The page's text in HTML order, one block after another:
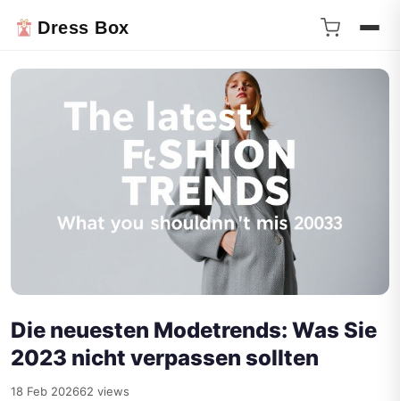
Dress Box
Die neuesten Modetrends: Was Sie
2023 nicht verpassen sollten
18 Feb 202662 views